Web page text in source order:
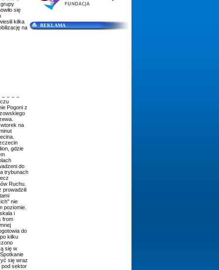
się
kilka
na
Pogoni z
na
gdzie
do
trybunach
Ruchu.
prowadzili
nie
poziomie.
i
from
do
kilku
się w
się wraz
pod sektor
REKLAMA